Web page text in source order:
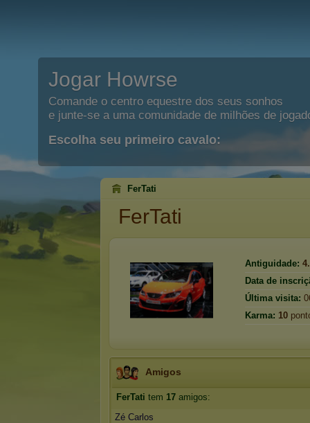
Jogar Howrse
Comande o centro equestre dos seus sonhos
e junte-se a uma comunidade de milhões de
Escolha seu primeiro cavalo:
FerTati
FerTati
Antiguidade:
Data de
Última visita:
Karma: 10
Amigos
FerTati tem 17 amigos:
Zé Carlos